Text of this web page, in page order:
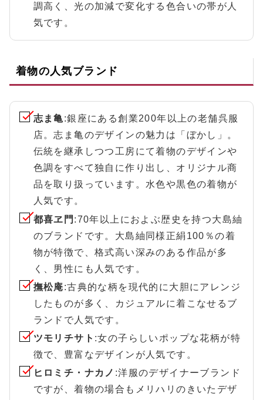
調高く、光の加減で変化する色合いの帯が人
気です。
着物の人気ブランド
志ま亀:銀座にある創業200年以上の老舗呉服
店。志ま亀のデザインの魅力は「ぼかし」。
伝統を継承しつつ工房にて着物のデザインや
色調をすべて独自に作り出し、オリジナル商
品を取り扱っています。水色や黒色の着物が
人気です。
都喜ヱ門 :70年以上におよぶ歴史を持つ大島紬
のブランドです。大島紬同様正絹100％の着
物が特徴で、格式高い深みのある作品が多
く、男性にも人気です。
撫松庵:古典的な柄を現代的に大胆にアレンジ
したものが多く、カジュアルに着こなせるブ
ランドで人気です。
ツモリチサト :女の子らしいポップな花柄が特
徴で、豊富なデザインが人気です。
ヒロミチ・ナカノ :洋服のデザイナーブランド
ですが、着物の場合もメリハリのきいたデザ